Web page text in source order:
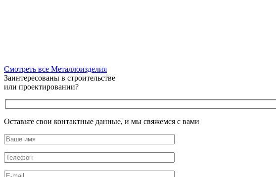
Смотреть все Металлоизделия
Заинтересованы в строительстве
или проектировании?
Оставьте свои контактные данные, и мы свяжемся с вами
Оставьте это поле пустым.